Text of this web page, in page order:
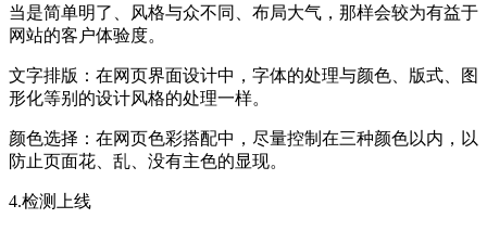
当是简单明了、风格与众不同、布局大气，那样会较为有益于
网站的客户体验度。
文字排版：在网页界面设计中，字体的处理与颜色、版式、图
形化等别的设计风格的处理一样。
颜色选择：在网页色彩搭配中，尽量控制在三种颜色以内，以
防止页面花、乱、没有主色的显现。
4.检测上线